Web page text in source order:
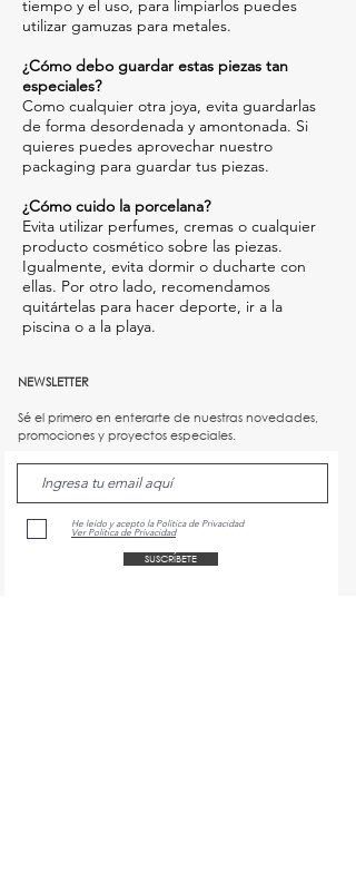
tiempo y el uso, para limpiarlos puedes
utilizar gamuzas para metales.
¿Cómo debo guardar estas piezas tan
especiales?
Como cualquier otra joya, evita guardarlas
de forma desordenada y amontonada. Si
quieres puedes aprovechar nuestro
packaging para guardar tus piezas.
¿Cómo cuido la porcelana?
Evita utilizar perfumes, cremas o cualquier
producto cosmético sobre las piezas.
Igualmente, evita dormir o ducharte con
ellas. Por otro lado, recomendamos
quitártelas para hacer deporte, ir a la
piscina o a la playa.
NEWSLETTER
Sé el primero en enterarte de nuestras novedades,
promociones y proyectos especiales.
He leído y acepto la Política de Privacidad
Ver Política de Privacidad
SUSCRÍBETE